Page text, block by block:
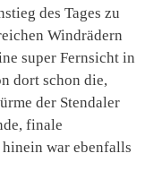
des Tages zu
Windrädern
super Fernsicht in
dort schon die,
der Stendaler
finale
war ebenfalls